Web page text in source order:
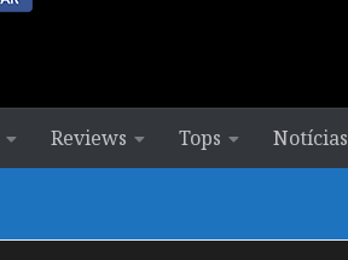
Reviews Tops Notícias